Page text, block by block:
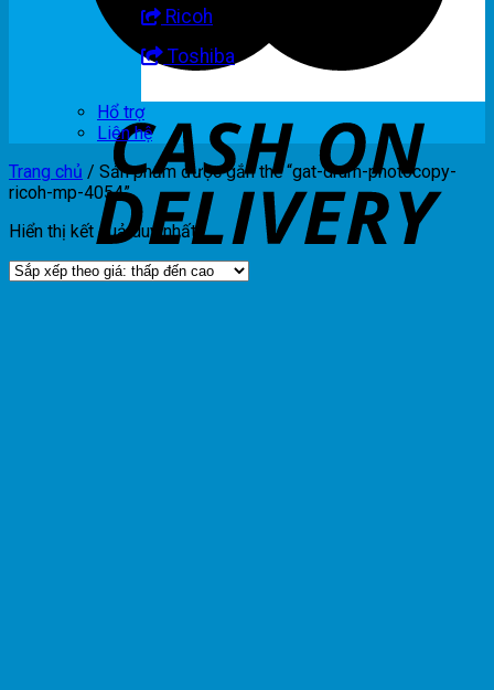
Ricoh
Toshiba
Hổ trợ
Liên hệ
Trang chủ / Sản phẩm được gắn thẻ “gat-drum-photocopy-
ricoh-mp-4054”
Hiển thị kết quả duy nhất